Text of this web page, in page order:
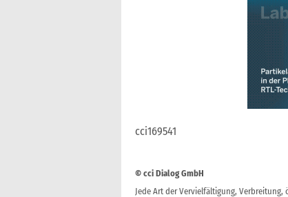
cci169541
© cci Dialog GmbH
Jede Art der Vervielfältigung,